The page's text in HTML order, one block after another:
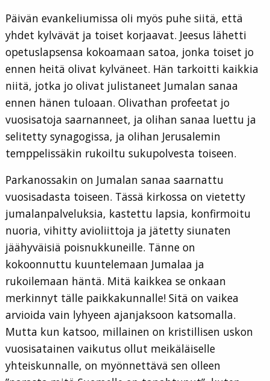
Päivän evankeliumissa oli myös puhe siitä, että
yhdet kylvävät ja toiset korjaavat. Jeesus lähetti
opetuslapsensa kokoamaan satoa, jonka toiset jo
ennen heitä olivat kylväneet. Hän tarkoitti kaikkia
niitä, jotka jo olivat julistaneet Jumalan sanaa
ennen hänen tuloaan. Olivathan profeetat jo
vuosisatoja saarnanneet, ja olihan sanaa luettu ja
selitetty synagogissa, ja olihan Jerusalemin
temppelissäkin rukoiltu sukupolvesta toiseen.
Parkanossakin on Jumalan sanaa saarnattu
vuosisadasta toiseen. Tässä kirkossa on vietetty
jumalanpalveluksia, kastettu lapsia, konfirmoitu
nuoria, vihitty avioliittoja ja jätetty siunaten
jäähyväisiä poisnukkuneille. Tänne on
kokoonnuttu kuuntelemaan Jumalaa ja
rukoilemaan häntä. Mitä kaikkea se onkaan
merkinnyt tälle paikkakunnalle! Sitä on vaikea
arvioida vain lyhyeen ajanjaksoon katsomalla.
Mutta kun katsoo, millainen on kristillisen uskon
vuosisatainen vaikutus ollut meikäläiselle
yhteiskunnalle, on myönnettävä sen olleen